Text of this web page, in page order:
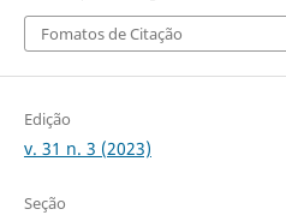
Fomatos de Citação
Edição
v. 31 n. 3 (2023)
Seção